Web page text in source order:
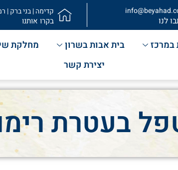
לנו
קדימה | בני ברק |
בקרו אותנו
במרכז בית אבות בשרון
מחלקת
יצירת קשר
בעטרת